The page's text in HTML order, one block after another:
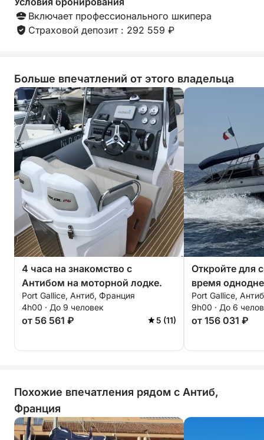
Включает профессионального шкипера
Страховой депозит : 292 559 ₽
Больше впечатлений от этого владельца
4 часа на знакомство с
Антибом на моторной лодке.
Port Gallice, Антиб, Франция
4h00 · До 9 человек
от 56 561 ₽ 5 (11)
Откройте для
время
моторной
Port Gallice,
9h00 · До 6
от 156 031 ₽
Похожие впечатления рядом с Антиб,
Франция